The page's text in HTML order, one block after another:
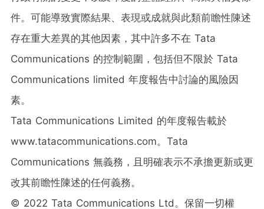
件。可能導致實際結果、表現或成就與此類前瞻性陳述
存在重大差異的其他因素，其中許多不在 Tata
Communications 的控制範圍，包括但不限於 Tata
Communications limited 年度報告中討論的風險因
素。
Tata Communications Limited 的年度報告載於
www.tatacommunications.com。Tata
Communications 無義務，且明確表示不承擔更新或更
改其前瞻性陳述的任何義務。
© 2022 Tata Communications Ltd。保留一切權